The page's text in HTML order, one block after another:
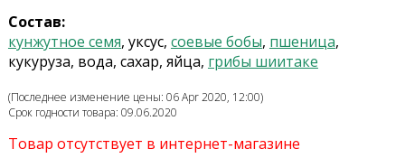
Состав:
кунжутное семя, уксус, соевые бобы, пшеница,
кукуруза, вода, сахар, яйца, грибы шиитаке
(Последнее изменение цены: 06 Apr 2020, 12:00)
Срок годности товара: 09.06.2020
Товар отсутствует в интернет-магазине